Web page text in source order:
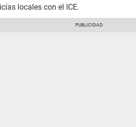
locales con el ICE.